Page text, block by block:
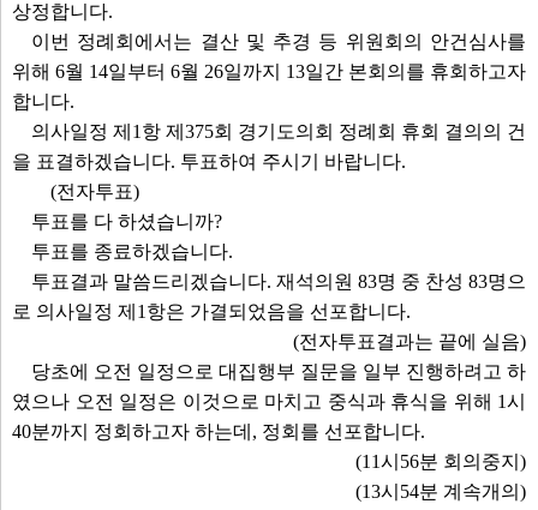
상정합니다.
이번 정례회에서는 결산 및 추경 등 위원회의 안건심사를
위해 6월 14일부터 6월 26일까지 13일간 본회의를 휴회하고자
합니다.
의사일정 제1항 제375회 경기도의회 정례회 휴회 결의의 건
을 표결하겠습니다. 투표하여 주시기 바랍니다.
(전자투표)
투표를 다 하셨습니까?
투표를 종료하겠습니다.
투표결과 말씀드리겠습니다. 재석의원 83명 중 찬성 83명으
로 의사일정 제1항은 가결되었음을 선포합니다.
(전자투표결과는 끝에 실음)
당초에 오전 일정으로 대집행부 질문을 일부 진행하려고 하
였으나 오전 일정은 이것으로 마치고 중식과 휴식을 위해 1시
40분까지 정회하고자 하는데, 정회를 선포합니다.
(11시56분 회의중지)
(13시54분 계속개의)